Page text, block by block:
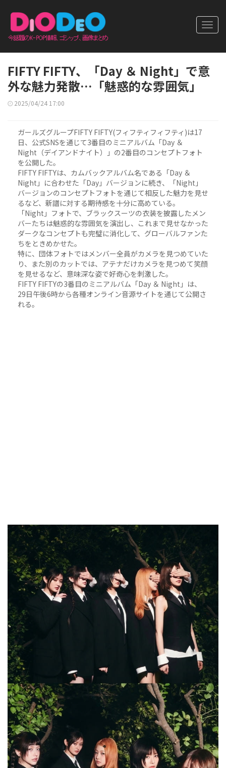
FIFTY FIFTY、「Day ＆ Night」で意
外な魅力発散…「魅惑的な雰囲気」
2025/04/24 17:00
ガールズグループFIFTY FIFTY(フィフティフィフティ)は17
日、公式SNSを通じて3番目のミニアルバム「Day ＆
Night（デイアンドナイト）」の2番目のコンセプトフォト
を公開した。
FIFTY FIFTYは、カムバックアルバム名である「Day ＆
Night」に合わせた「Day」バージョンに続き、「Night」
バージョンのコンセプトフォトを通じて相反した魅力を見せ
るなど、新譜に対する期待感を十分に高めている。
「Night」フォトで、ブラックスーツの衣装を披露したメン
バーたちは魅惑的な雰囲気を演出し、これまで見せなかった
ダークなコンセプトも完璧に消化して、グローバルファンた
ちをときめかせた。
特に、団体フォトではメンバー全員がカメラを見つめていた
り、また別のカットでは、アテナだけカメラを見つめて笑顔
を見せるなど、意味深な姿で好奇心を刺激した。
FIFTY FIFTYの3番目のミニアルバム「Day ＆ Night」は、
29日午後6時から各種オンライン音源サイトを通じて公開さ
れる。